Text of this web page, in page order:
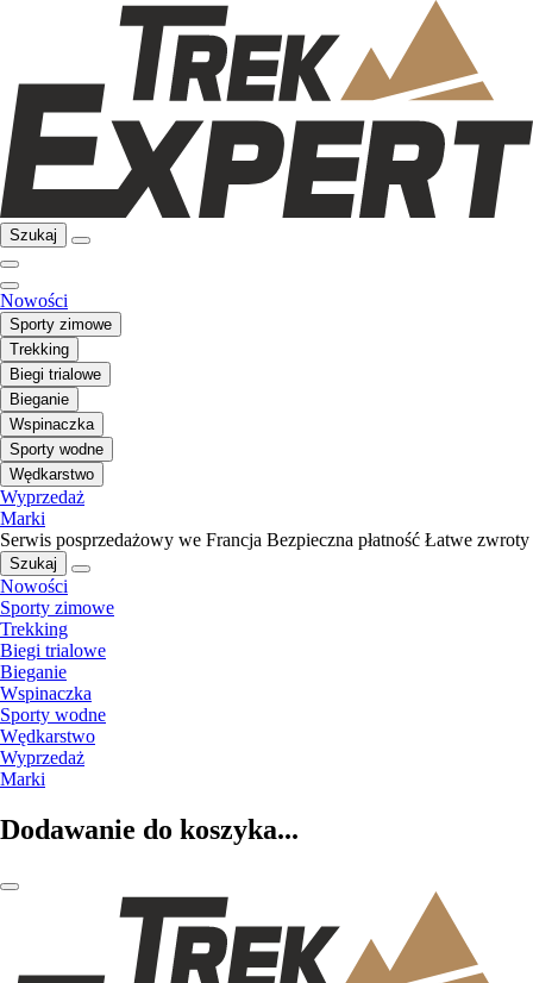
Szukaj
Nowości
Sporty zimowe
Trekking
Biegi trialowe
Bieganie
Wspinaczka
Sporty wodne
Wędkarstwo
Wyprzedaż
Marki
Serwis posprzedażowy we Francja Bezpieczna płatność Łatwe zwroty
Szukaj
Nowości
Sporty zimowe
Trekking
Biegi trialowe
Bieganie
Wspinaczka
Sporty wodne
Wędkarstwo
Wyprzedaż
Marki
Dodawanie do koszyka...